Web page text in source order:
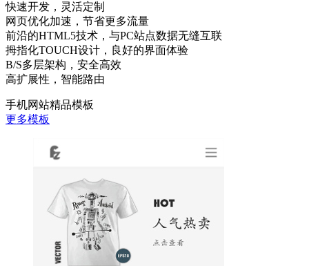
快速开发，灵活定制
网页优化加速，节省更多流量
前沿的HTML5技术，与PC站点数据无缝互联
拇指化TOUCH设计，良好的界面体验
B/S多层架构，安全高效
高扩展性，智能路由
手机网站精品模板
更多模板